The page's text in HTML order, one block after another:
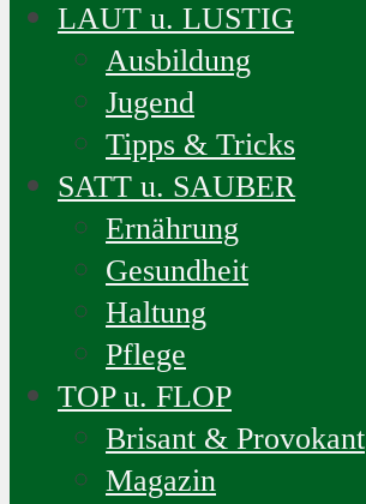
LAUT u. LUSTIG
Ausbildung
Jugend
Tipps & Tricks
SATT u. SAUBER
Ernährung
Gesundheit
Haltung
Pflege
TOP u. FLOP
Brisant & Provokant
Magazin